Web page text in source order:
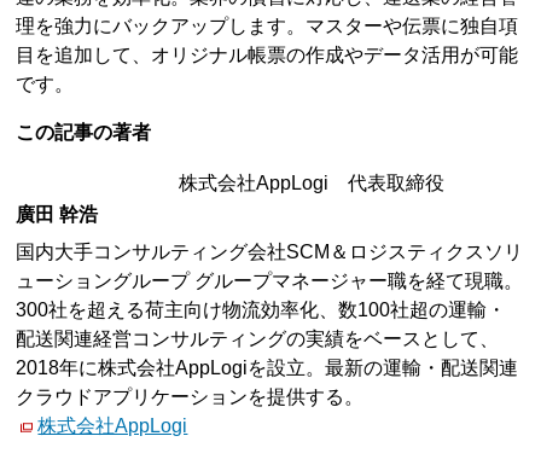
理を強力にバックアップします。マスターや伝票に独自項
目を追加して、オリジナル帳票の作成やデータ活用が可能
です。
この記事の著者
株式会社AppLogi 代表取締役
廣田 幹浩
国内大手コンサルティング会社SCM＆ロジスティクスソリ
ューショングループ グループマネージャー職を経て現職。
300社を超える荷主向け物流効率化、数100社超の運輸・
配送関連経営コンサルティングの実績をベースとして、
2018年に株式会社AppLogiを設立。最新の運輸・配送関連
クラウドアプリケーションを提供する。
株式会社AppLogi